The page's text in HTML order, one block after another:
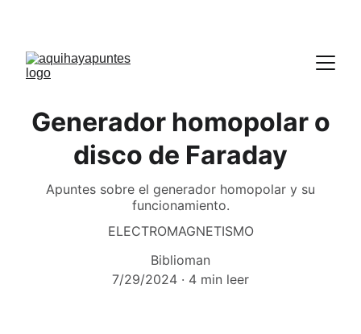
Generador homopolar o
disco de Faraday
Apuntes sobre el generador homopolar y su
funcionamiento.
ELECTROMAGNETISMO
Biblioman
7/29/2024
4 min leer